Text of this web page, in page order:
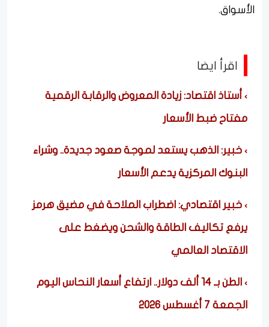
الأسواق.
اقرأ ايضا
أستاذ اقتصاد: زيادة المعروض والرقابة الرقمية
مفتاح ضبط الأسعار
خبير: الذهب يستعد لموجة صعود جديدة.. وشراء
البنوك المركزية يدعم الأسعار
خبير اقتصادي: اضطراب الملاحة في مضيق هرمز
يرفع تكاليف الطاقة والشحن ويضغط على
الاقتصاد العالمي
الطن بـ 14 ألف دولار.. ارتفاع أسعار النحاس اليوم
الجمعة 7 أغسطس 2026